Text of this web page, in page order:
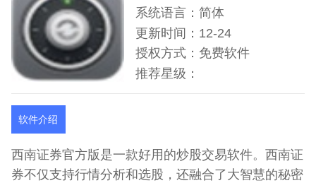
系统语言：简体
更新时间：12-24
授权方式：免费软件
推荐星级：
软件介绍
西南证券官方版是一款好用的炒股交易软件。西南证
券不仅支持行情分析和选股，还融合了大智慧的秘密